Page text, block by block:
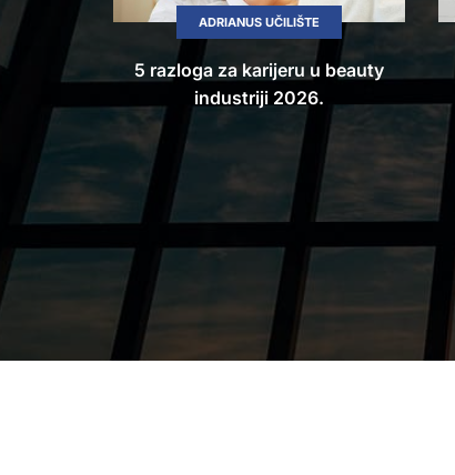
ADRIANUS UČILIŠTE
5 razloga za karijeru u beauty
industriji 2026.